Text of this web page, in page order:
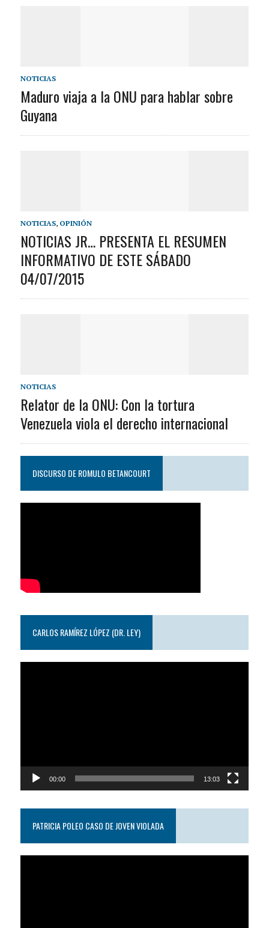
NOTICIAS
Maduro viaja a la ONU para hablar sobre
Guyana
NOTICIAS, OPINIÓN
NOTICIAS JR… PRESENTA EL RESUMEN
INFORMATIVO DE ESTE SÁBADO
04/07/2015
NOTICIAS
Relator de la ONU: Con la tortura
Venezuela viola el derecho internacional
DISCURSO DE ROMULO BETANCOURT
CARLOS RAMÍREZ LÓPEZ (DR. LEY)
00:00 13:03
PATRICIA POLEO CASO DE JOVEN VIOLADA